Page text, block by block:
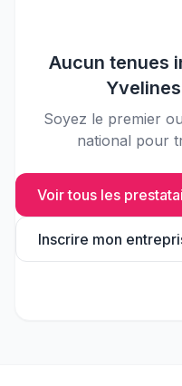
Aucun tenues
Yvelines
Soyez le premier
national pour
Voir tous les
Inscrire mon